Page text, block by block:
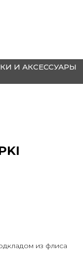
И АКСЕССУАРЫ
из флиса